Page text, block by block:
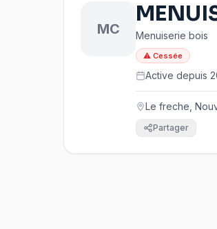
MC Menuiserie bois
⚠ Cessée
Active depuis
Le freche,
Partager